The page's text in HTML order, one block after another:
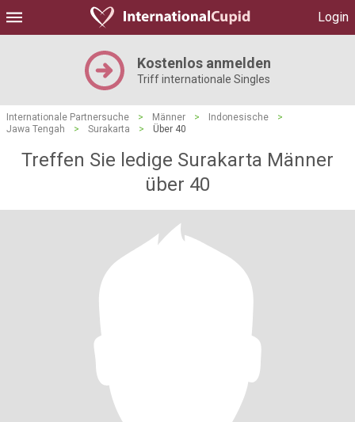
Login
Kostenlos anmelden
Triff internationale Singles
Internationale Partnersuche > Männer > Indonesische
>
Jawa Tengah
> Surakarta > Über 40
Treffen Sie ledige Surakarta Männer
über 40